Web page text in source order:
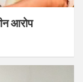
आरोप